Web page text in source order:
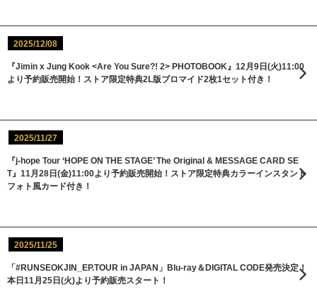
2025/12/08
『Jimin x Jung Kook <Are You Sure?! 2> PHOTOBOOK』12月9日(火)11:00
より予約販売開始！ストア限定特典2L版ブロマイド2枚1セット付き！
2025/11/27
『j-hope Tour ‘HOPE ON THE STAGE’ The Original & MESSAGE CARD SE
T』11月28日(金)11:00より予約販売開始！ストア限定特典カラーインスタント
フォト風カード付き！
2025/11/25
「#RUNSEOKJIN_EP.TOUR in JAPAN」Blu-ray＆DIGITAL CODE発売決定！
本日11月25日(火)より予約販売スタート！